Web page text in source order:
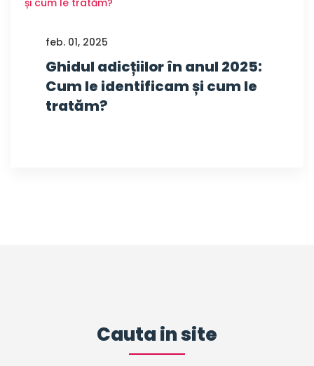
feb. 01, 2025
Ghidul adicțiilor în anul 2025:
Cum le identificam și cum le
tratăm?
Cauta in site